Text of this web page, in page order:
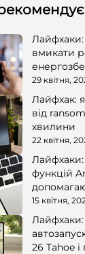
Лайфхаки:
вмикати
смартфоні
29 квітня,
Лайфхак:
від
хвилини
22 квітня,
функцій
15 квітня,
26 Tahoe